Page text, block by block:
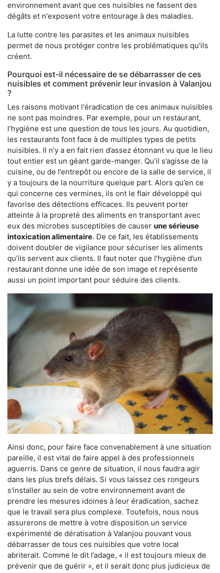
environnement avant que ces nuisibles ne fassent des
dégâts et n'exposent votre entourage à des maladies.
La lutte contre les parasites et les animaux nuisibles
permet de nous protéger contre les problématiques qu'ils
créent.
Pourquoi est-il nécessaire de se débarrasser de ces
nuisibles et comment prévenir leur invasion à Valanjou
?
Les raisons motivant l'éradication de ces animaux nuisibles
ne sont pas moindres. Par exemple, pour un restaurant,
l’hygiène est une question de tous les jours. Au quotidien,
les restaurants font face à de multiples types de petits
nuisibles. Il n’y a en fait rien d’assez étonnant vu que le lieu
tout entier est un géant garde-manger. Qu’il s’agisse de la
cuisine, ou de l’entrepôt ou encore de la salle de service, il
y a toujours de la nourriture quelque part. Alors qu’en ce
qui concerne ces vermines, ils ont le flair développé qui
favorise des détections efficaces. Ils peuvent porter
atteinte à la propreté des aliments en transportant avec
eux des microbes susceptibles de causer une sérieuse
intoxication alimentaire. De ce fait, les établissements
doivent doubler de vigilance pour sécuriser les aliments
qu’ils servent aux clients. Il faut noter que l’hygiène d’un
restaurant donne une idée de son image et représente
aussi un point important pour séduire des clients.
Ainsi donc, pour faire face convenablement à une situation
pareille, il est vital de faire appel à des professionnels
aguerris. Dans ce genre de situation, il nous faudra agir
dans les plus brefs délais. Si vous laissez ces rongeurs
s'installer au sein de votre environnement avant de
prendre les mesures idoines à leur éradication, sachez
que le travail sera plus complexe. Toutefois, nous nous
assurerons de mettre à votre disposition un service
expérimenté de dératisation à Valanjou pouvant vous
débarrasser de tous ces nuisibles que votre local
abriterait. Comme le dit l’adage, « il est toujours mieux de
prévenir que de guérir », et il serait donc plus judicieux de